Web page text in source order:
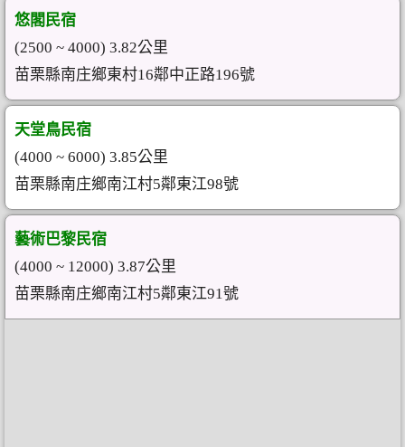
悠閣民宿
(2500 ~ 4000) 3.82公里
苗栗縣南庄鄉東村16鄰中正路196號
天堂鳥民宿
(4000 ~ 6000) 3.85公里
苗栗縣南庄鄉南江村5鄰東江98號
藝術巴黎民宿
(4000 ~ 12000) 3.87公里
苗栗縣南庄鄉南江村5鄰東江91號